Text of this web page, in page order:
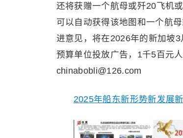
还将获赠一个航母或歼20飞机
可以自动获得该地图和一个航
进意见，将在2026年的新加坡
预算单位投放广告，1千5百元
chinabobli@126.com
2025年船东新形势新发展